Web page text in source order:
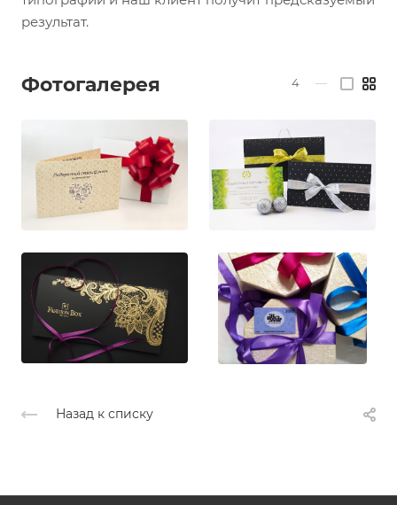
результат.
Фотогалерея 4 —
Назад к списку